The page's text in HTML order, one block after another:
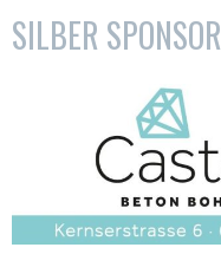
SILBER SPONSOR